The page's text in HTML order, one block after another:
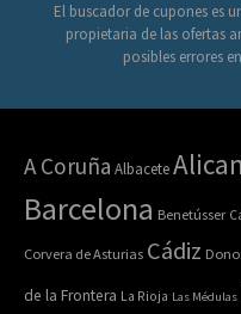
El buscador de cupones es
propietaria de las ofertas
posibles errores
A Coruña Albacete
Barcelona Benetússer
Corvera de Asturias Cádiz
de la Frontera La Rioja Las Médulas